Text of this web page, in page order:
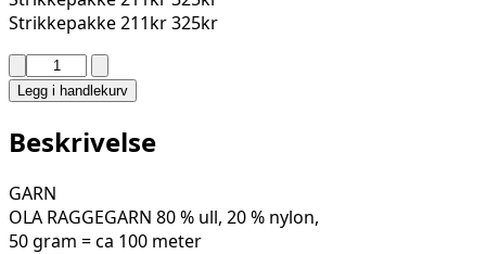
Strikkepakke211kr325kr
TEJO
GENSER
06B
antall
Legg i handlekurv
Beskrivelse
GARN
OLA RAGGEGARN 80 % ull, 20 % nylon,
50 gram = ca 100 meter